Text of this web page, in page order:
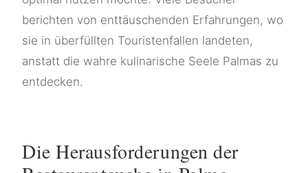
berichten von enttäuschenden Erfahrungen, wo
sie in überfüllten Touristenfallen landeten,
anstatt die wahre kulinarische Seele Palmas zu
entdecken.
Die Herausforderungen der